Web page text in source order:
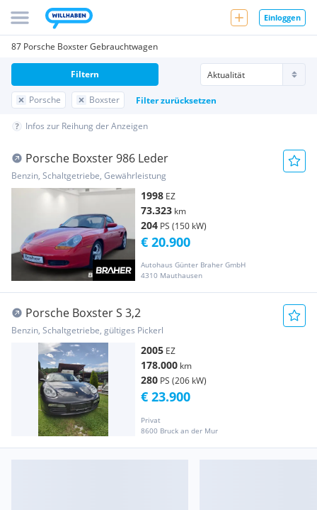
Einloggen
87 Porsche Boxster Gebrauchtwagen
Porsche Boxster Filter zurücksetzen
Filtern
Infos zur Reihung der Anzeigen
Porsche Boxster 986 Leder
Benzin, Schaltgetriebe, Gewährleistung
1998 EZ
73.323 km
204 PS (150 kW)
Autohaus Günter Braher GmbH
4310 Mauthausen
€ 20.900
Porsche Boxster S 3,2
Benzin, Schaltgetriebe, gültiges Pickerl
2005 EZ
178.000 km
280 PS (206 kW)
Privat
8600 Bruck an der Mur
€ 23.900